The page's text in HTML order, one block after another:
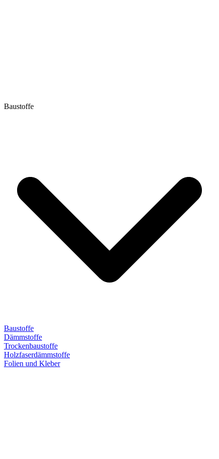
Baustoffe
Baustoffe
Dämmstoffe
Trockenbaustoffe
Holzfaserdämmstoffe
Folien und Kleber